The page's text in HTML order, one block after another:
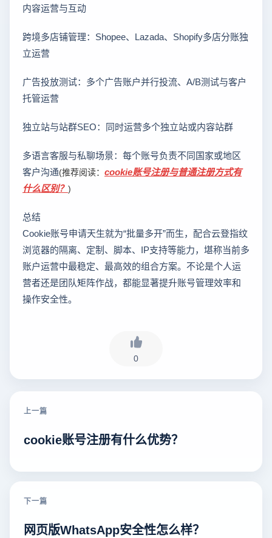
内容运营与互动
跨境多店铺管理：Shopee、Lazada、Shopify多店分账独
立运营
广告投放测试：多个广告账户并行投流、A/B测试与客户
托管运营
独立站与站群SEO：同时运营多个独立站或内容站群
多语言客服与私聊场景：每个账号负责不同国家或地区
客户沟通(推荐阅读： cookie账号注册与普通注册方式有
什么区别？ )
总结
Cookie账号申请天生就为“批量多开”而生，配合云登指纹
浏览器的隔离、定制、脚本、IP支持等能力，堪称当前多
账户运营中最稳定、最高效的组合方案。不论是个人运
营者还是团队矩阵作战，都能显著提升账号管理效率和
操作安全性。
0
上一篇
cookie账号注册有什么优势？
下一篇
网页版WhatsApp安全性怎么样？